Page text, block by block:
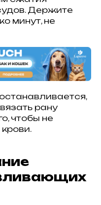
Держите
минут, не
рану
чтобы не